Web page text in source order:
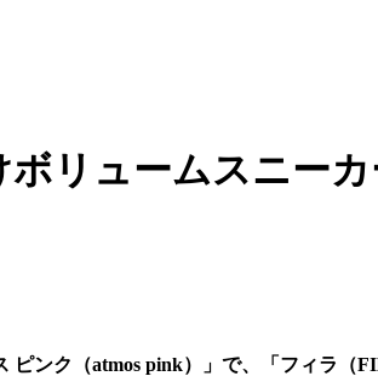
リュームスニーカ
ピンク（atmos pink）」で、「フィラ